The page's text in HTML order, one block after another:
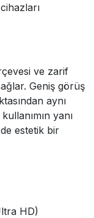
ve zarif
Geniş görüş
aynı
yanı
estetik bir
HD)